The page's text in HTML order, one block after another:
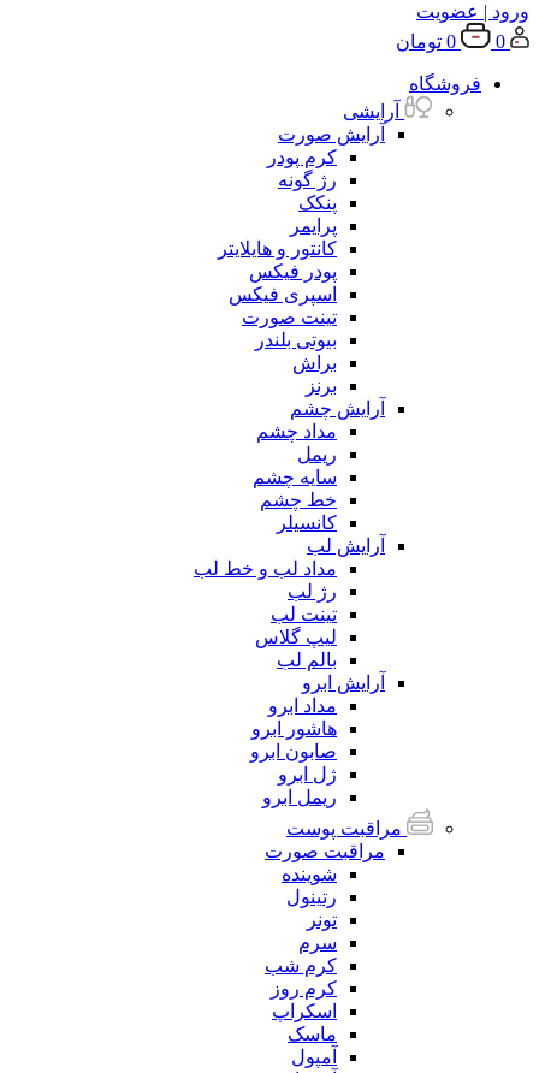
ورود | عضویت
0
0 تومان
فروشگاه
آرایشی
آرایش صورت
کرم پودر
رژ گونه
پنکک
پرایمر
کانتور و هایلایتر
پودر فیکس
اسپری فیکس
تینت صورت
بیوتی بلندر
براش
برنز
آرایش چشم
مداد چشم
ریمل
سایه چشم
خط چشم
کانسیلر
آرایش لب
مداد لب و خط لب
رژ لب
تینت لب
لیپ گلاس
بالم لب
آرایش ابرو
مداد ابرو
هاشور ابرو
صابون ابرو
ژل ابرو
ریمل ابرو
مراقبت پوست
مراقبت صورت
شوینده
رتینول
تونر
سرم
کرم شب
کرم روز
اسکراپ
ماسک
آمپول